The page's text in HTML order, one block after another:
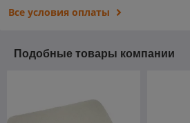
Все условия оплаты
Подобные товары компании